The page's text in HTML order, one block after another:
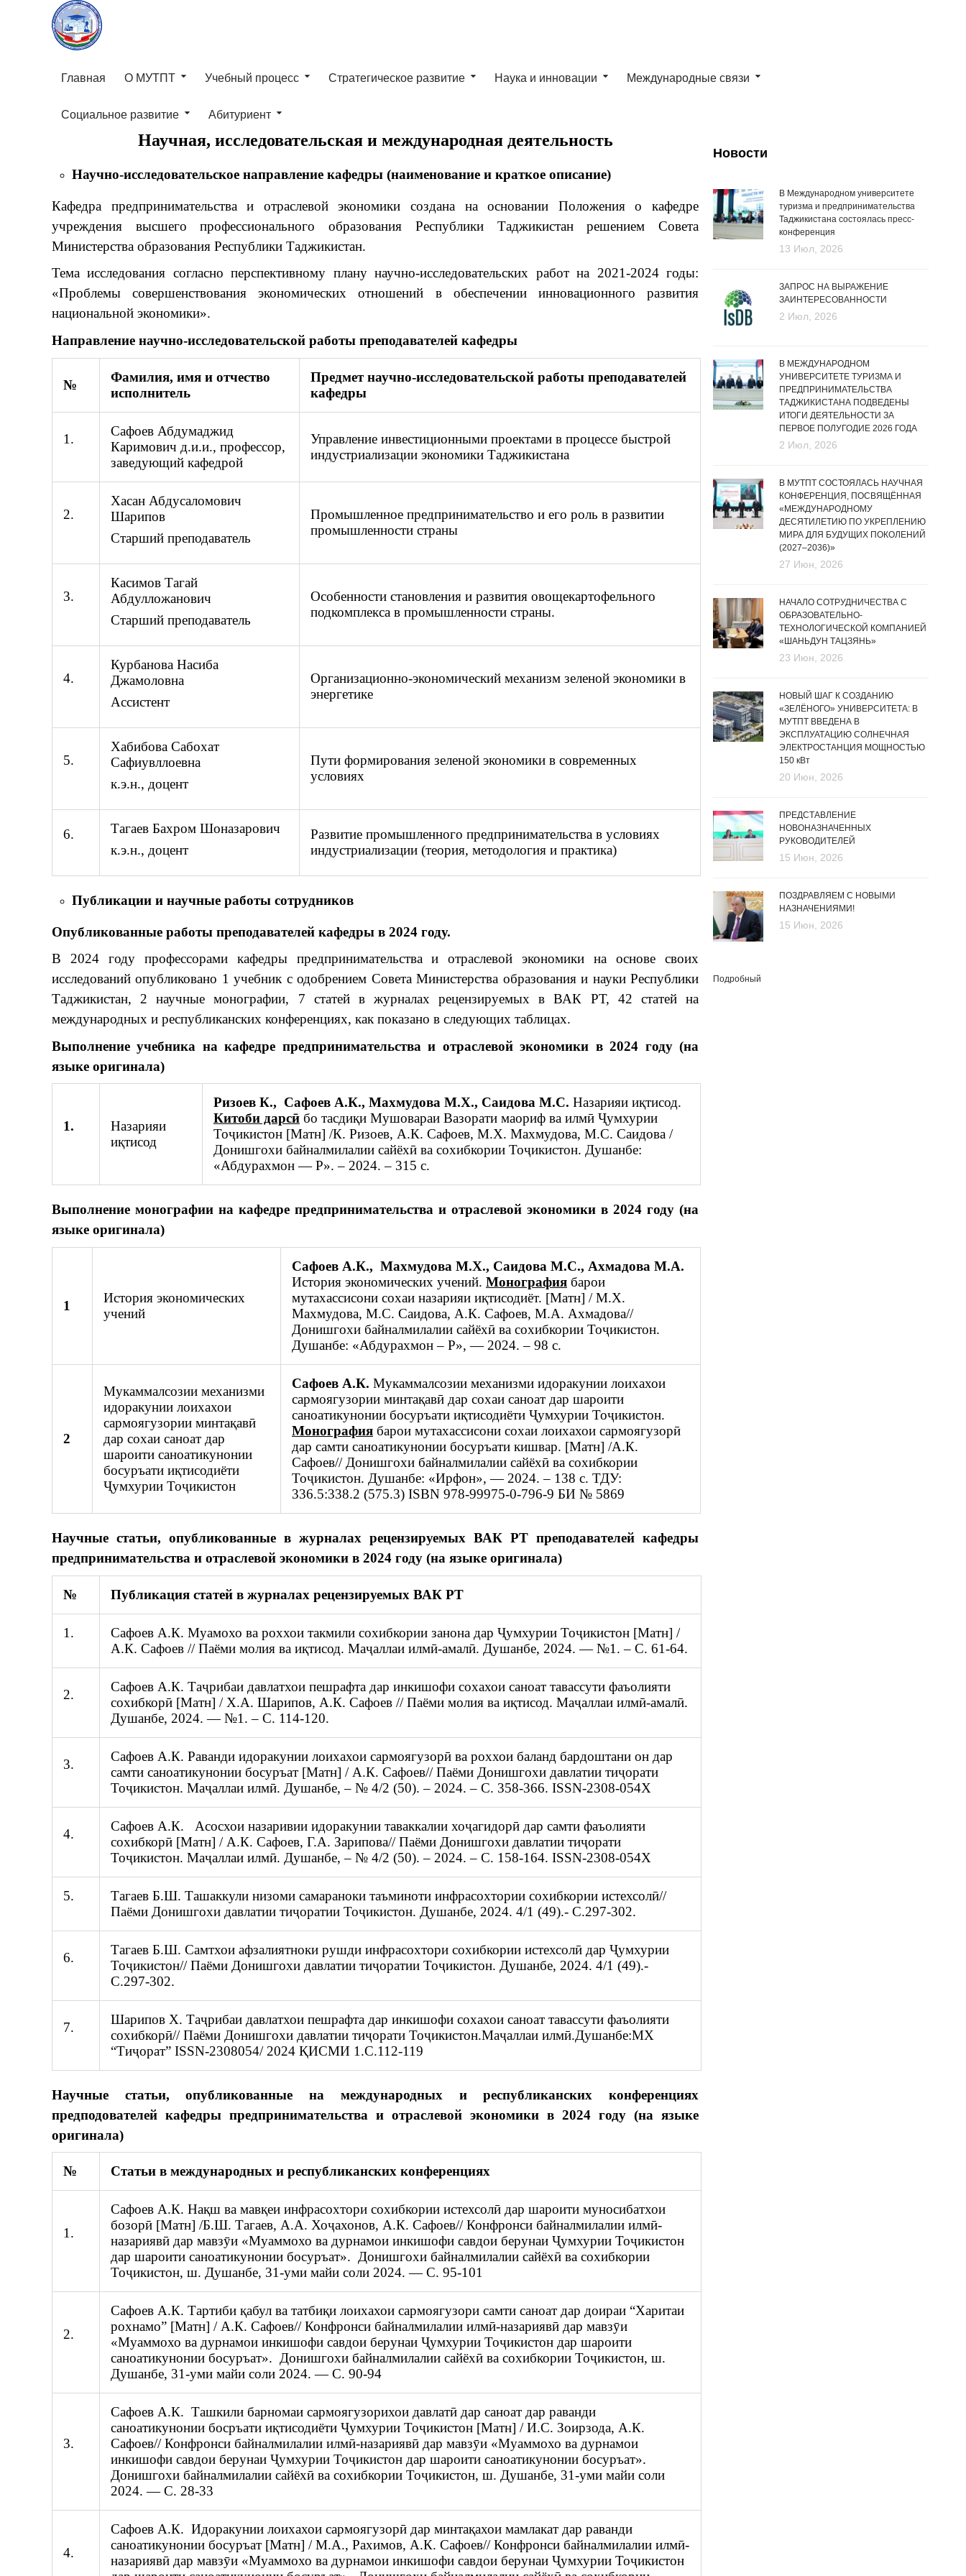
Главная О МУТПТ Учебный процесс Стратегическое развитие Наука и инновации Международные связи
Социальное развитие Абитуриент
Научная, исследовательская и международная деятельность
Научно-исследовательское направление кафедры (наименование и краткое описание)
Кафедра предпринимательства и отраслевой экономики создана на основании Положения о кафедре
учреждения высшего профессионального образования Республики Таджикистан решением Совета
Министерства образования Республики Таджикистан.
Тема исследования согласно перспективному плану научно-исследовательских работ на 2021-2024 годы:
«Проблемы совершенствования экономических отношений в обеспечении инновационного развития
национальной экономики».
Направление научно-исследовательской работы преподавателей кафедры
№
Фамилия, имя и отчество
исполнитель
Предмет научно-исследовательской работы преподавателей
кафедры
1.
Сафоев Абдумаджид
Каримович д.и.и., профессор,
заведующий кафедрой
Управление инвестиционными проектами в процессе быстрой
индустриализации экономики Таджикистана
2.
Хасан Абдусаломович
Шарипов
Старший преподаватель
Промышленное предпринимательство и его роль в развитии
промышленности страны
3.
Касимов Тагай
Абдулложанович
Старший преподаватель
Особенности становления и развития овощекартофельного
подкомплекса в промышленности страны.
4.
Курбанова Насиба
Джамоловна
Ассистент
Организационно-экономический механизм зеленой экономики в
энергетике
5.
Хабибова Сабохат
Сафиувллоевна
к.э.н., доцент
Пути формирования зеленой экономики в современных
условиях
6.
Тагаев Бахром Шоназарович
к.э.н., доцент
Развитие промышленного предпринимательства в условиях
индустриализации (теория, методология и практика)
Публикации и научные работы сотрудников
Опубликованные работы преподавателей кафедры в 2024 году.
В 2024 году профессорами кафедры предпринимательства и отраслевой экономики на основе своих
исследований опубликовано 1 учебник с одобрением Совета Министерства образования и науки Республики
Таджикистан, 2 научные монографии, 7 статей в журналах рецензируемых в ВАК РТ, 42 статей на
международных и республиканских конференциях, как показано в следующих таблицах.
Выполнение учебника на кафедре предпринимательства и отраслевой экономики в 2024 году (на
языке оригинала)
1.
Назарияи
иқтисод
Ризоев К., Сафоев А.К., Махмудова М.Х., Саидова М.С. Назарияи иқтисод.
Китоби дарсӣ бо тасдиқи Мушовараи Вазорати маориф ва илмӣ Ҷумхурии
Тоҷикистон [Матн] /К. Ризоев, А.К. Сафоев, М.Х. Махмудова, М.С. Саидова /
Донишгохи байналмилалии сайёхӣ ва сохибкории Тоҷикистон. Душанбе:
«Абдурахмон — Р». – 2024. – 315 с.
Выполнение монографии на кафедре предпринимательства и отраслевой экономики в 2024 году (на
языке оригинала)
1
История экономических
учений
Сафоев А.К., Махмудова М.Х., Саидова М.С., Ахмадова М.А.
История экономических учений. Монография барои
мутахассисони сохаи назарияи иқтисодиёт. [Матн] / М.Х.
Махмудова, М.С. Саидова, А.К. Сафоев, М.А. Ахмадова//
Донишгохи байналмилалии сайёхӣ ва сохибкории Тоҷикистон.
Душанбе: «Абдурахмон – Р», — 2024. – 98 с.
2
Мукаммалсозии механизми
идоракунии лоихахои
сармоягузории минтақавӣ
дар сохаи саноат дар
шароити саноатикунонии
босуръати иқтисодиёти
Ҷумхурии Тоҷикистон
Сафоев А.К. Мукаммалсозии механизми идоракунии лоихахои
сармоягузории минтақавӣ дар сохаи саноат дар шароити
саноатикунонии босуръати иқтисодиёти Ҷумхурии Тоҷикистон.
Монография барои мутахассисони сохаи лоихахои сармоягузорӣ
дар самти саноатикунонии босуръати кишвар. [Матн] /А.К.
Сафоев// Донишгохи байналмилалии сайёхӣ ва сохибкории
Тоҷикистон. Душанбе: «Ирфон», — 2024. – 138 с. ТДУ:
336.5:338.2 (575.3) ISBN 978-99975-0-796-9 БИ № 5869
Научные статьи, опубликованные в журналах рецензируемых ВАК РТ преподавателей кафедры
предпринимательства и отраслевой экономики в 2024 году (на языке оригинала)
№ Публикация статей в журналах рецензируемых ВАК РТ
1.
Сафоев А.К. Муамохо ва роххои такмили сохибкории занона дар Ҷумхурии Тоҷикистон [Матн] /
А.К. Сафоев // Паёми молия ва иқтисод. Маҷаллаи илмӣ-амалӣ. Душанбе, 2024. — №1. – С. 61-64.
2.
Сафоев А.К. Таҷрибаи давлатхои пешрафта дар инкишофи сохахои саноат тавассути фаъолияти
сохибкорӣ [Матн] / Х.А. Шарипов, А.К. Сафоев // Паёми молия ва иқтисод. Маҷаллаи илмӣ-амалӣ.
Душанбе, 2024. — №1. – С. 114-120.
3.
Сафоев А.К. Раванди идоракунии лоихахои сармоягузорӣ ва роххои баланд бардоштани он дар
самти саноатикунонии босуръат [Матн] / А.К. Сафоев// Паёми Донишгохи давлатии тиҷорати
Тоҷикистон. Маҷаллаи илмӣ. Душанбе, – № 4/2 (50). – 2024. – С. 358-366. ISSN-2308-054X
4.
Сафоев А.К. Асосхои назаривии идоракунии таваккалии хоҷагидорӣ дар самти фаъолияти
сохибкорӣ [Матн] / А.К. Сафоев, Г.А. Зарипова// Паёми Донишгохи давлатии тиҷорати
Тоҷикистон. Маҷаллаи илмӣ. Душанбе, – № 4/2 (50). – 2024. – С. 158-164. ISSN-2308-054X
5.
Тагаев Б.Ш. Ташаккули низоми самараноки таъминоти инфрасохтории сохибкории истехсолӣ//
Паёми Донишгохи давлатии тиҷоратии Тоҷикистон. Душанбе, 2024. 4/1 (49).- С.297-302.
6.
Тагаев Б.Ш. Самтхои афзалиятноки рушди инфрасохтори сохибкории истехсолӣ дар Ҷумхурии
Тоҷикистон// Паёми Донишгохи давлатии тиҷоратии Тоҷикистон. Душанбе, 2024. 4/1 (49).-
С.297-302.
7.
Шарипов Х. Таҷрибаи давлатхои пешрафта дар инкишофи сохахои саноат тавассути фаъолияти
сохибкорӣ// Паёми Донишгохи давлатии тиҷорати Тоҷикистон.Маҷаллаи илмӣ.Душанбе:МХ
“Тиҷорат” ISSN-2308054/ 2024 ҚИСМИ 1.С.112-119
Научные статьи, опубликованные на международных и республиканских конференциях
предподователей кафедры предпринимательства и отраслевой экономики в 2024 году (на языке
оригинала)
№ Статьи в международных и республиканских конференциях
1.
Сафоев А.К. Нақш ва мавқеи инфрасохтори сохибкории истехсолӣ дар шароити муносибатхои
бозорӣ [Матн] /Б.Ш. Тагаев, А.А. Хоҷахонов, А.К. Сафоев// Конфронси байналмилалии илмӣ-
назариявӣ дар мавзӯи «Муаммохо ва дурнамои инкишофи савдои берунаи Ҷумхурии Тоҷикистон
дар шароити саноатикунонии босуръат». Донишгохи байналмилалии сайёхӣ ва сохибкории
Тоҷикистон, ш. Душанбе, 31-уми майи соли 2024. — С. 95-101
2.
Сафоев А.К. Тартиби қабул ва татбиқи лоихахои сармоягузори самти саноат дар доираи “Харитаи
рохнамо” [Матн] / А.К. Сафоев// Конфронси байналмилалии илмӣ-назариявӣ дар мавзӯи
«Муаммохо ва дурнамои инкишофи савдои берунаи Ҷумхурии Тоҷикистон дар шароити
саноатикунонии босуръат». Донишгохи байналмилалии сайёхӣ ва сохибкории Тоҷикистон, ш.
Душанбе, 31-уми майи соли 2024. — С. 90-94
3.
Сафоев А.К. Ташкили барномаи сармоягузорихои давлатӣ дар саноат дар раванди
саноатикунонии босръати иқтисодиёти Ҷумхурии Тоҷикистон [Матн] / И.С. Зоирзода, А.К.
Сафоев// Конфронси байналмилалии илмӣ-назариявӣ дар мавзӯи «Муаммохо ва дурнамои
инкишофи савдои берунаи Ҷумхурии Тоҷикистон дар шароити саноатикунонии босуръат».
Донишгохи байналмилалии сайёхӣ ва сохибкории Тоҷикистон, ш. Душанбе, 31-уми майи соли
2024. — С. 28-33
4.
Сафоев А.К. Идоракунии лоихахои сармоягузорӣ дар минтақахои мамлакат дар раванди
саноатикунонии босуръат [Матн] / М.А., Рахимов, А.К. Сафоев// Конфронси байналмилалии илмӣ-
назариявӣ дар мавзӯи «Муаммохо ва дурнамои инкишофи савдои берунаи Ҷумхурии Тоҷикистон
Новости
В Международном университете
туризма и предпринимательства
Таджикистана состоялась пресс-
конференция
13 Июл, 2026
ЗАПРОС НА ВЫРАЖЕНИЕ
ЗАИНТЕРЕСОВАННОСТИ
2 Июл, 2026
В МЕЖДУНАРОДНОМ
УНИВЕРСИТЕТЕ ТУРИЗМА И
ПРЕДПРИНИМАТЕЛЬСТВА
ТАДЖИКИСТАНА ПОДВЕДЕНЫ
ИТОГИ ДЕЯТЕЛЬНОСТИ ЗА
ПЕРВОЕ ПОЛУГОДИЕ 2026 ГОДА
2 Июл, 2026
В МУТПТ СОСТОЯЛАСЬ НАУЧНАЯ
КОНФЕРЕНЦИЯ, ПОСВЯЩЁННАЯ
«МЕЖДУНАРОДНОМУ
ДЕСЯТИЛЕТИЮ ПО УКРЕПЛЕНИЮ
МИРА ДЛЯ БУДУЩИХ ПОКОЛЕНИЙ
(2027–2036)»
27 Июн, 2026
НАЧАЛО СОТРУДНИЧЕСТВА С
ОБРАЗОВАТЕЛЬНО-
ТЕХНОЛОГИЧЕСКОЙ КОМПАНИЕЙ
«ШАНЬДУН ТАЦЗЯНЬ»
23 Июн, 2026
НОВЫЙ ШАГ К СОЗДАНИЮ
«ЗЕЛЁНОГО» УНИВЕРСИТЕТА: В
МУТПТ ВВЕДЕНА В
ЭКСПЛУАТАЦИЮ СОЛНЕЧНАЯ
ЭЛЕКТРОСТАНЦИЯ МОЩНОСТЬЮ
150 кВт
20 Июн, 2026
ПРЕДСТАВЛЕНИЕ
НОВОНАЗНАЧЕННЫХ
РУКОВОДИТЕЛЕЙ
15 Июн, 2026
ПОЗДРАВЛЯЕМ С НОВЫМИ
НАЗНАЧЕНИЯМИ!
15 Июн, 2026
Подробный